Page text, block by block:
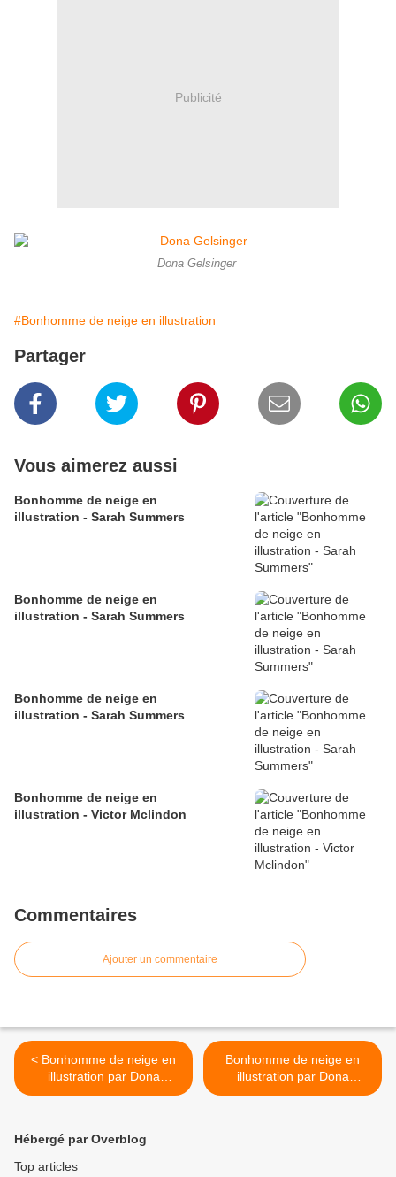
Publicité
Dona Gelsinger ​​​​​​​
#Bonhomme de neige en illustration
Partager
Vous aimerez aussi
Bonhomme de neige en
illustration - Sarah Summers
Bonhomme de neige en
illustration - Sarah Summers
Bonhomme de neige en
illustration - Sarah Summers
Bonhomme de neige en
illustration - Victor Mclindon
Commentaires
Ajouter un commentaire
< Bonhomme de neige en
illustration par Dona
Gelsinger
Bonhomme de neige en
illustration par Dona
Gelsinger >
Hébergé par Overblog
Top articles